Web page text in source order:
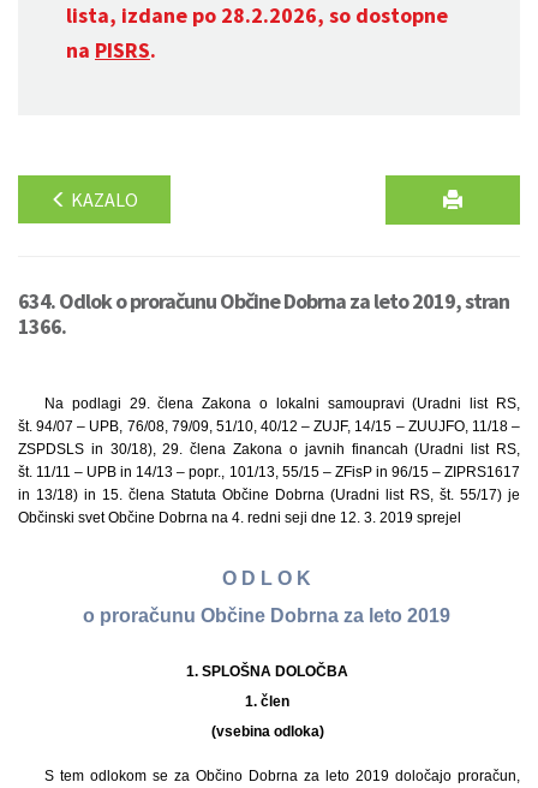
lista, izdane po 28.2.2026, so dostopne
na PISRS.
KAZALO
634. Odlok o proračunu Občine Dobrna za leto 2019, stran
1366.
Na podlagi 29. člena Zakona o lokalni samoupravi (Uradni list RS,
št. 94/07 – UPB, 76/08, 79/09, 51/10, 40/12 – ZUJF, 14/15 – ZUUJFO, 11/18 –
ZSPDSLS in 30/18), 29. člena Zakona o javnih financah (Uradni list RS,
št. 11/11 – UPB in 14/13 – popr., 101/13, 55/15 – ZFisP in 96/15 – ZIPRS1617
in 13/18) in 15. člena Statuta Občine Dobrna (Uradni list RS, št. 55/17) je
Občinski svet Občine Dobrna na 4. redni seji dne 12. 3. 2019 sprejel
O D L O K
o proračunu Občine Dobrna za leto 2019
1. SPLOŠNA DOLOČBA
1. člen
(vsebina odloka)
S tem odlokom se za Občino Dobrna za leto 2019 določajo proračun,